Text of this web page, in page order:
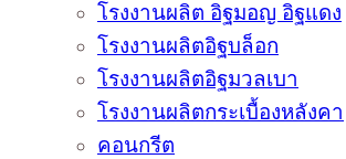
โรงงานผลิต อิฐมอญ อิฐแดง
โรงงานผลิตอิฐบล็อก
โรงงานผลิตอิฐมวลเบา
โรงงานผลิตกระเบื้องหลังคา
คอนกรีต